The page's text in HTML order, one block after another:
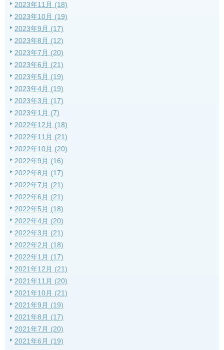
2023年11月 (18)
2023年10月 (19)
2023年9月 (17)
2023年8月 (12)
2023年7月 (20)
2023年6月 (21)
2023年5月 (19)
2023年4月 (19)
2023年3月 (17)
2023年1月 (7)
2022年12月 (18)
2022年11月 (21)
2022年10月 (20)
2022年9月 (16)
2022年8月 (17)
2022年7月 (21)
2022年6月 (21)
2022年5月 (18)
2022年4月 (20)
2022年3月 (21)
2022年2月 (18)
2022年1月 (17)
2021年12月 (21)
2021年11月 (20)
2021年10月 (21)
2021年9月 (19)
2021年8月 (17)
2021年7月 (20)
2021年6月 (19)